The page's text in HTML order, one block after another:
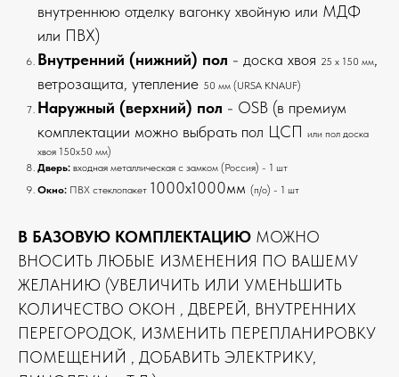
внутреннюю отделку вагонку хвойную или МДФ
или ПВХ)
Внутренний (нижний) пол - доска хвоя 25 х 150 мм,
ветрозащита, утепление 50 мм (URSA KNAUF)
Наружный (верхний) пол - OSB (в премиум
комплектации можно выбрать пол ЦСП или пол доска
хвоя 150х50 мм)
Дверь: входная металлическая с замком (Россия) - 1 шт
Окно: ПВХ стеклопакет 1000х1000мм (п/о) - 1 шт
В БАЗОВУЮ КОМПЛЕКТАЦИЮ МОЖНО
ВНОСИТЬ ЛЮБЫЕ ИЗМЕНЕНИЯ ПО ВАШЕМУ
ЖЕЛАНИЮ (УВЕЛИЧИТЬ ИЛИ УМЕНЬШИТЬ
КОЛИЧЕСТВО ОКОН , ДВЕРЕЙ, ВНУТРЕННИХ
ПЕРЕГОРОДОК, ИЗМЕНИТЬ ПЕРЕПЛАНИРОВКУ
ПОМЕЩЕНИЙ , ДОБАВИТЬ ЭЛЕКТРИКУ,